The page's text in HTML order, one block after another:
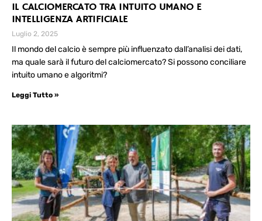
IL CALCIOMERCATO TRA INTUITO UMANO E
INTELLIGENZA ARTIFICIALE
Luglio 2, 2025
Il mondo del calcio è sempre più influenzato dall’analisi dei dati,
ma quale sarà il futuro del calciomercato? Si possono conciliare
intuito umano e algoritmi?
Leggi Tutto »